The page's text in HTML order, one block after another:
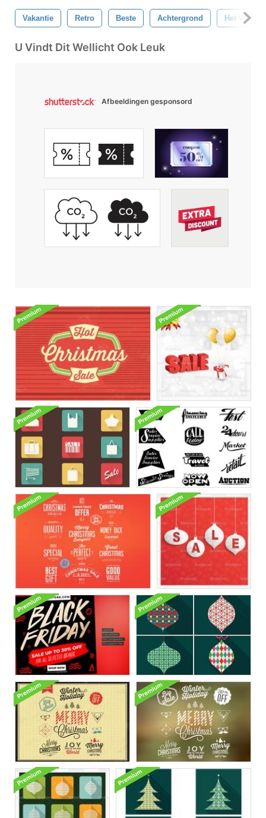
Vakantie Retro Beste Achtergrond Het
U Vindt Dit Wellicht Ook Leuk
Afbeeldingen gesponsord